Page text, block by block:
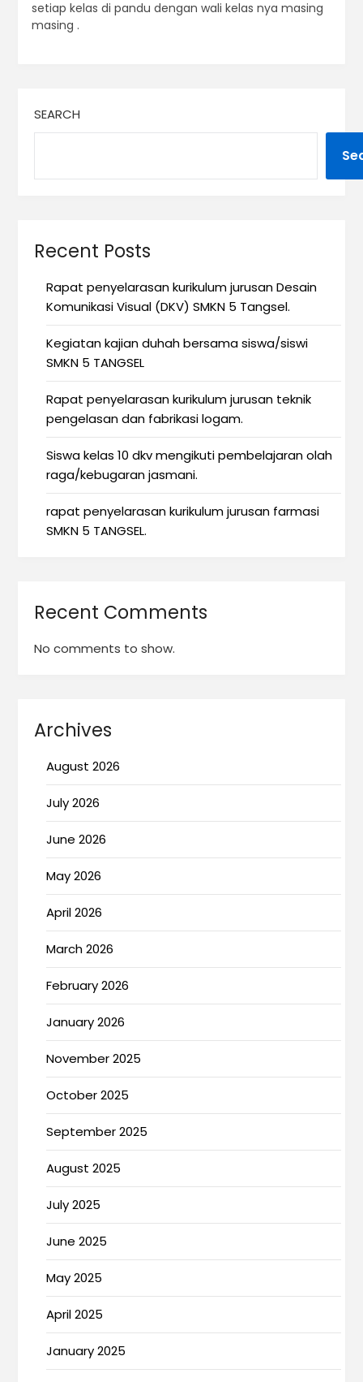
setiap kelas di pandu dengan wali kelas nya masing
masing .
SEARCH
Recent Posts
Rapat penyelarasan kurikulum jurusan Desain
Komunikasi Visual (DKV) SMKN 5 Tangsel.
Kegiatan kajian duhah bersama siswa/siswi
SMKN 5 TANGSEL
Rapat penyelarasan kurikulum jurusan teknik
pengelasan dan fabrikasi logam.
Siswa kelas 10 dkv mengikuti pembelajaran olah
raga/kebugaran jasmani.
rapat penyelarasan kurikulum jurusan farmasi
SMKN 5 TANGSEL.
Recent Comments
No comments to show.
Archives
August 2026
July 2026
June 2026
May 2026
April 2026
March 2026
February 2026
January 2026
November 2025
October 2025
September 2025
August 2025
July 2025
June 2025
May 2025
April 2025
January 2025